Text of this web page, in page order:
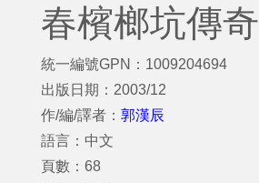
春檳榔坑傳奇
統一編號GPN：1009204694
出版日期：2003/12
作/編/譯者： 郭漢辰
語言：中文
頁數：68